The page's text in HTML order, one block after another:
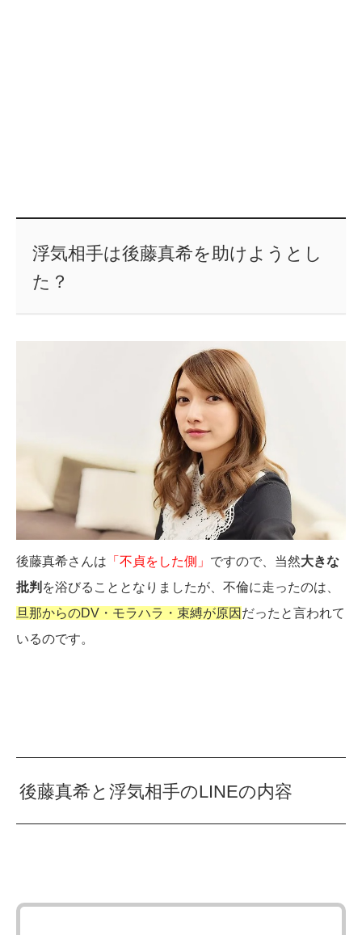
浮気相手は後藤真希を助けようとし
た？
後藤真希さんは 「不貞をした側」 ですので、当然大きな
批判 を浴びることとなりましたが、不倫に走ったのは、
旦那からのDV・モラハラ・束縛が原因 だったと言われて
いるのです。
後藤真希と浮気相手のLINEの内容